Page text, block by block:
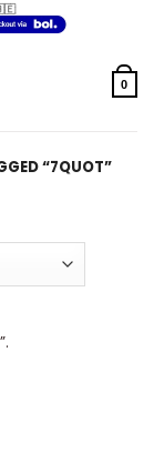
0
“7QUOT”